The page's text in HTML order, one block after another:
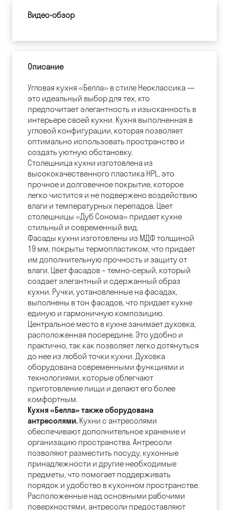
Видео-обзор
Описание
Угловая кухня «Белла» в стиле Неоклассика —
это идеальный выбор для тех, кто
предпочитает элегантность и изысканность в
интерьере своей кухни. Кухня выполненная в
угловой конфигурации, которая позволяет
оптимально использовать пространство и
создать уютную обстановку.
Столешница кухни изготовлена из
высококачественного пластика HPL, это
прочное и долговечное покрытие, которое
легко чистится и не подвержено воздействию
влаги и температурных перепадов. Цвет
столешницы «Дуб Сонома» придает кухне
стильный и современный вид.
Фасады кухни изготовлены из МДФ толщиной
19 мм, покрыты термопластиком, что придает
им дополнительную прочность и защиту от
влаги. Цвет фасадов – темно-серый, который
создает элегантный и сдержанный образ
кухни. Ручки, установленные на фасадах,
выполнены в тон фасадов, что придает кухне
единую и гармоничную композицию.
Центральное место в кухне занимает духовка,
расположенная посередине. Это удобно и
практично, так как позволяет легко дотянуться
до нее из любой точки кухни. Духовка
оборудована современными функциями и
технологиями, которые облегчают
приготовление пищи и делают его более
комфортным.
Кухня «Белла» также оборудована
антресолями. Кухни с антресолями
обеспечивают дополнительное хранение и
организацию пространства. Антресоли
позволяют разместить посуду, кухонные
принадлежности и другие необходимые
предметы, что помогает поддерживать
порядок и удобство в кухонном пространстве.
Расположенные над основными рабочими
поверхностями, антресоли предоставляют